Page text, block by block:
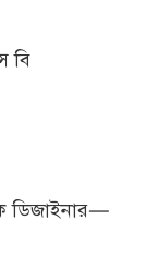
বি
ডিজাইনার—